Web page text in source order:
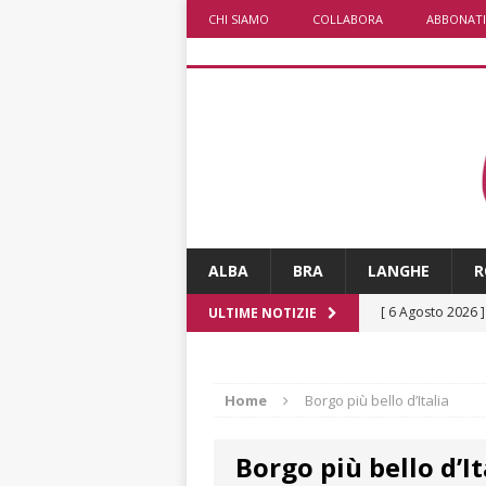
CHI SIAMO COLLABORA ABBONATI
ALBA BRA LANGHE
ULTIME NOTIZIE [ 6 Agosto 2026 ]
[ 6 Agosto 2026
Home Borgo più bello d’Italia
Borgo più bello